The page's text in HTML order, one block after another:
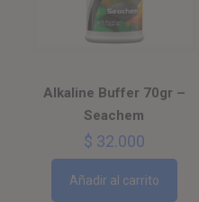
Alkaline Buffer 70gr –
Seachem
$ 32.000
Añadir al carrito